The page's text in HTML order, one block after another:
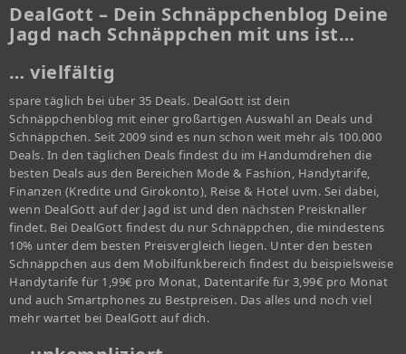
DealGott – Dein Schnäppchenblog Deine
Jagd nach Schnäppchen mit uns ist…
… vielfältig
spare täglich bei über 35 Deals. DealGott ist dein
Schnäppchenblog mit einer großartigen Auswahl an Deals und
Schnäppchen. Seit 2009 sind es nun schon weit mehr als 100.000
Deals. In den täglichen Deals findest du im Handumdrehen die
besten Deals aus den Bereichen Mode & Fashion, Handytarife,
Finanzen (Kredite und Girokonto), Reise & Hotel uvm. Sei dabei,
wenn DealGott auf der Jagd ist und den nächsten Preisknaller
findet. Bei DealGott findest du nur Schnäppchen, die mindestens
10% unter dem besten Preisvergleich liegen. Unter den besten
Schnäppchen aus dem Mobilfunkbereich findest du beispielsweise
Handytarife für 1,99€ pro Monat, Datentarife für 3,99€ pro Monat
und auch Smartphones zu Bestpreisen. Das alles und noch viel
mehr wartet bei DealGott auf dich.